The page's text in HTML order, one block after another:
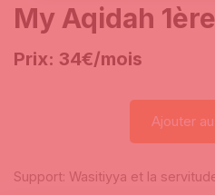
My Aqidah
Prix: 34€/mois​
Ajouter
Support: Wasitiyya et la